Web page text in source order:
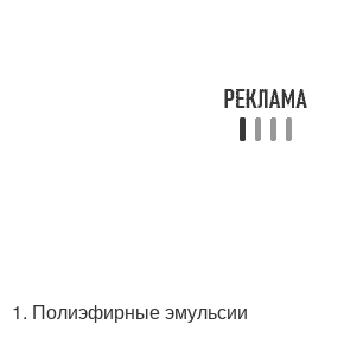
1. Полиэфирные эмульсии